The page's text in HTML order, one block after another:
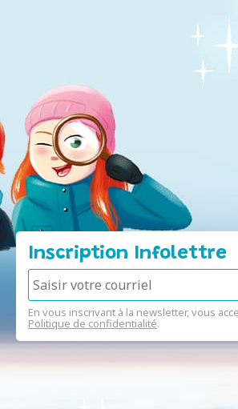
Inscription Infolettre
En vous inscrivant à la newsletter, vous
Politique de confidentialité.